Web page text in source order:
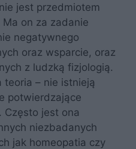
jest przedmiotem
Ma on za zadanie
negatywnego
oraz wsparcie, oraz
z ludzką fizjologią.
– nie istnieją
potwierdzające
Często jest ona
niezbadanych
jak homeopatia czy